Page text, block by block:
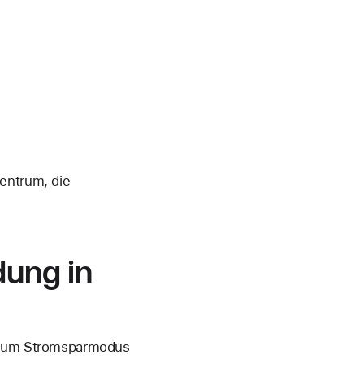
die
in
Stromsparmodus